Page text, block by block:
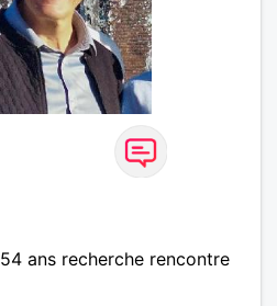
ans recherche rencontre